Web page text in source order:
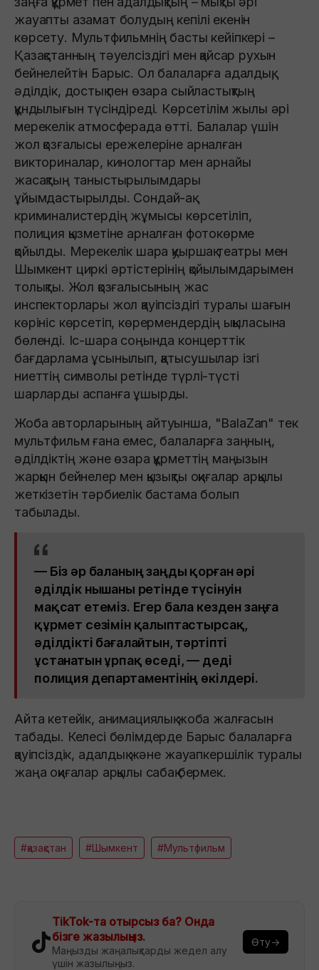
жауапты азамат болудың кепілі екенін
көрсету. Мультфильмнің басты кейіпкері –
Қазақстанның тәуелсіздігі мен қайсар рухын
бейнелейтін Барыс. Ол балаларға адалдық,
әділдік, достық пен өзара сыйластықтың
құндылығын түсіндіреді. Көрсетілім жылы әрі
мерекелік атмосферада өтті. Балалар үшін
жол қозғалысы ережелеріне арналған
викториналар, кинологтар мен арнайы
жасақтың таныстырылымдары
ұйымдастырылды. Сондай-ақ
криминалистердің жұмысы көрсетіліп,
полиция қызметіне арналған фотокөрме
қойылды. Мерекелік шара қуыршақ театры мен
Шымкент циркі әртістерінің қойылымдарымен
толықты. Жол қозғалысының жас
инспекторлары жол қауіпсіздігі туралы шағын
көрініс көрсетіп, көрермендердің ықыласына
бөленді. Іс-шара соңында концерттік
бағдарлама ұсынылып, қатысушылар ізгі
ниеттің символы ретінде түрлі-түсті
шарларды аспанға ұшырды.
Жоба авторларының айтуынша, "BalaZan" тек
мультфильм ғана емес, балаларға заңның,
әділдіктің және өзара құрметтің маңызын
жарқын бейнелер мен қызықты оқиғалар арқылы
жеткізетін тәрбиелік бастама болып
табылады.
— Біз әр баланың заңды қорған әрі
әділдік нышаны ретінде түсінуін
мақсат етеміз. Егер бала кезден заңға
құрмет сезімін қалыптастырсақ,
әділдікті бағалайтын, тәртіпті
ұстанатын ұрпақ өседі, — деді
полиция департаментінің өкілдері.
Айта кетейік, анимациялық жоба жалғасын
табады. Келесі бөлімдерде Барыс балаларға
қауіпсіздік, адалдық және жауапкершілік туралы
жаңа оқиғалар арқылы сабақ бермек.
#қазақстан #Шымкент #Мультфильм
TikTok-та отырсыз ба? Онда
бізге жазылыңыз.
Маңызды жаңалықтарды жедел алу
үшін жазылыңыз.
Өту→